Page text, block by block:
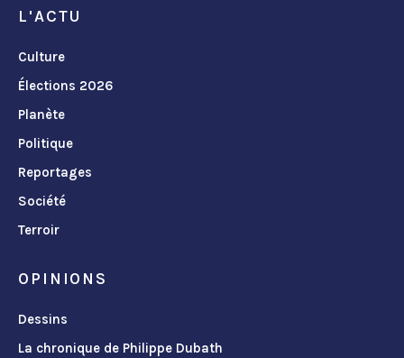
L'ACTU
Culture
Élections 2026
Planète
Politique
Reportages
Société
Terroir
OPINIONS
Dessins
La chronique de Philippe Dubath